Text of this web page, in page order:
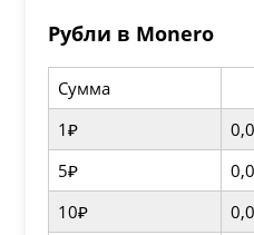
Рубли в Monero
Сумма
1₽
5₽
10₽